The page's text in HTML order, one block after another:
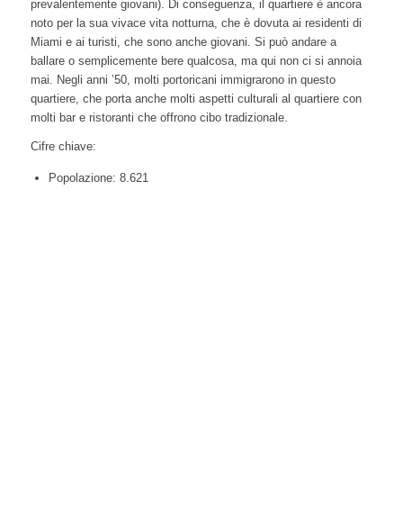
prevalentemente giovani). Di conseguenza, il quartiere è ancora
noto per la sua vivace vita notturna, che è dovuta ai residenti di
Miami e ai turisti, che sono anche giovani. Si può andare a
ballare o semplicemente bere qualcosa, ma qui non ci si annoia
mai. Negli anni ’50, molti portoricani immigrarono in questo
quartiere, che porta anche molti aspetti culturali al quartiere con
molti bar e ristoranti che offrono cibo tradizionale.
Cifre chiave:
Popolazione: 8.621